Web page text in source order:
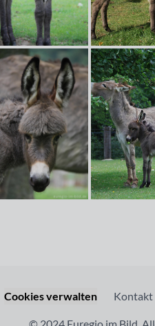
Cookies verwalten Kontakt